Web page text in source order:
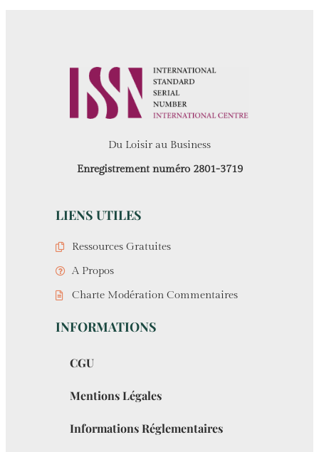
Du Loisir au Business
Enregistrement numéro 2801-3719
LIENS UTILES
Ressources Gratuites
A Propos
Charte Modération Commentaires
INFORMATIONS
CGU
Mentions Légales
Informations Réglementaires